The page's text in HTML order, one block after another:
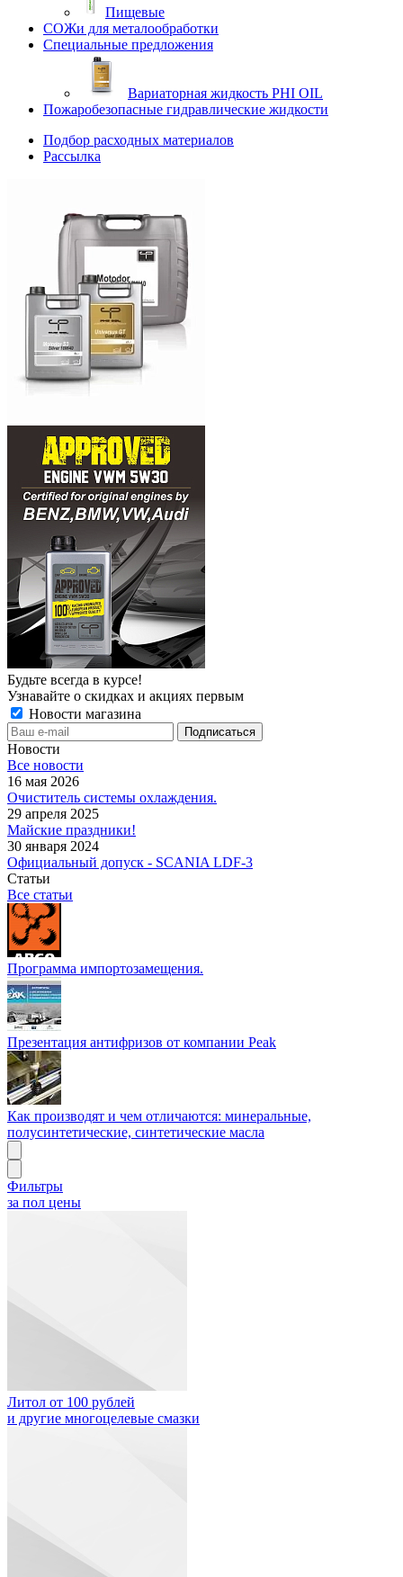
Пищевые
СОЖи для металообработки
Специальные предложения
Вариаторная жидкость PHI OIL
Пожаробезопасные гидравлические жидкости
Подбор расходных материалов
Рассылка
Будьте всегда в курсе!
Узнавайте о скидках и акциях первым
Новости магазина
Новости
Все новости
16 мая 2026
Очиститель системы охлаждения.
29 апреля 2025
Майские праздники!
30 января 2024
Официальный допуск - SCANIA LDF-3
Статьи
Все статьи
Программа импортозамещения.
Презентация антифризов от компании Peak
Как производят и чем отличаются: минеральные,
полусинтетические, синтетические масла
Фильтры
за пол цены
Литол от 100 рублей
и другие многоцелевые смазки